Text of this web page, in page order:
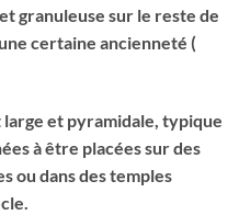
granuleuse sur le reste de
certaine ancienneté (
large et pyramidale, typique
à être placées sur des
ou dans des temples